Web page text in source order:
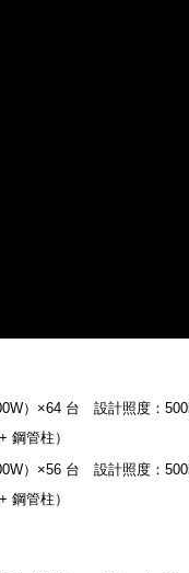
）×64 台 設計照度：
鋼管柱）
）×56 台 設計照度：
鋼管柱）